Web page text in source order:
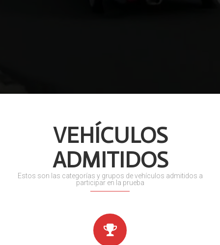
VEHÍCULOS
ADMITIDOS
Estos son las categorías y grupos de vehículos admitidos a
participar en la prueba